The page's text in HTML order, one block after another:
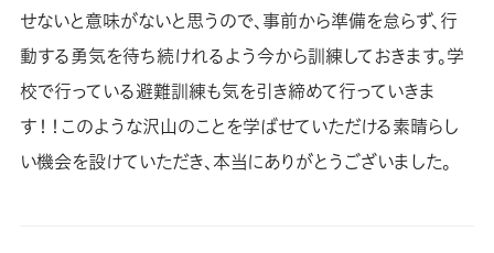
せないと意味がないと思うので、事前から準備を怠らず、行
動する勇気を待ち続けれるよう今から訓練しておきます。学
校で行っている避難訓練も気を引き締めて行っていきま
す！！このような沢山のことを学ばせていただける素晴らし
い機会を設けていただき、本当にありがとうございました。